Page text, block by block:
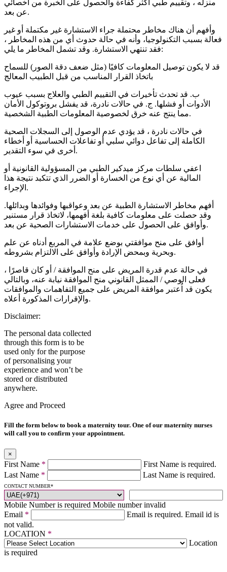
منزله ، وتقييم طبي أكثر كفاءة والحصول على الخبرة من أخصائي
عن بعد.
وأفهم أن هناك مخاطر محتملة جراء الاستشارة غير مكتملة أو غير
فعالة بسبب التكنولوجيا، وأنه في حالة حدوث أي من هذه المخاطر ،
فقد تنتهي الاستشارة. وقد تشمل المخاطر ما يلي:
قد لا يكون توصيل المعلومات كافيًا (مثل ضعف دقة الصور) للسماح
باتخاذ القرار المناسب من قبل الطبيب المعالج
ب. قد تحدث تأخيرات في التقييم الطبي والعلاج بسبب عيوب
الأدوات أو فشلها. ج. في حالات نادرة، قد يفشل بروتوكول الأمان
مما ينتج عنه خرق لخصوصية المعلومات الطبية الشخصية.
في حالات نادرة ، قد يؤدي عدم الوصول إلى السجلات الصحية
الكاملة إلى تفاعل دوائي سلبي أو تفاعلات الحساسية أو أخطاء
أخرى في سوء التقدير.
اعفي سلطات مركز ميدكير الطبي من المسؤولية القانونية أو
المالية عن أي نوع من الخسارة أو الضرر الذي تتكبد نتيجة هذا
الإجراء.
أفهم مخاطر الاستشارة الطبية عن بعد وعواقبها وفوائدها وبدائلها.
وقد حصلت على معلومات كافية بلغة أفهمها، لاتخاذ قرار مستنير
وأوافق على الحصول على خدمات الاستشارات الصحية عن بعد.
أوافق على منح موافقتي بوضع علامة في المربع أدناه عن علم
وبحرية وبمحض الإرادة وأوافق على الالتزام بشروطه.
في حالة عدم قدرة المريض على منح الموافقة / أو كان قاصرًا ،
فعلى الوصي / الممثل القانوني منح الموافقة نيابة عنه، وبالتالي
يكون قد اُعتبر موافقة المريض على جميع التفاهمات والموافقات
والإقرارات المذكورة أعلاه.
Disclaimer:
The personal data collected
through this form is to be
used only for the purpose
of personalising your
experience and won’t be
stored or distributed
anywhere.
Agree and Proceed
Fill the form below to book a maternity tour. One of our maternity nurses
will call you to confirm your appointment.
×
First Name *
First Name is required.
Last Name * Last Name is required.
CONTACT NUMBER*
Mobile Number is required Mobile number invalid
Email * Email is required. Email id is
not valid.
LOCATION *
Location
is required